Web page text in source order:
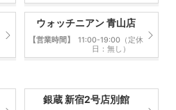
ウォッチニアン 青山店
【営業時間】
11:00-19:00（定休
日：無し）
銀蔵 新宿2号店別館